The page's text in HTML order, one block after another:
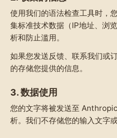
使用我们的语法检查工具时，
集标准技术数据（IP地址、浏
析和防止滥用。
如果您发送反馈、联系我们或
的存储您提供的信息。
3. 数据使用
您的文字将被发送至
析。我们不存储您的输入文字